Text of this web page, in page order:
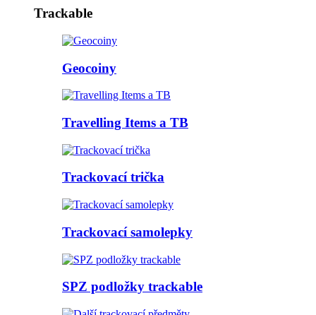
Trackable
Geocoiny
Travelling Items a TB
Trackovací trička
Trackovací samolepky
SPZ podložky trackable